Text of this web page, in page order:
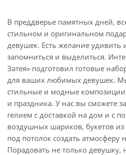
В преддверье памятных дней,
стильном и оригинальном
девушек. Есть желание удивить
запомниться и выделиться.
Затея» подготовил готовые
для ваших любимых девушек.
стильные и модные композиции
и праздника. У нас вы сможете
гелием с доставкой на дом и с
воздушных шариков, букетов
под потолок создать атмосферу
Порадовать не только девушку,